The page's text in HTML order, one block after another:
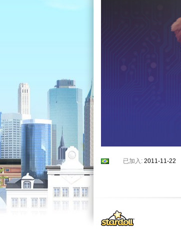
已加入: 2011-11-22